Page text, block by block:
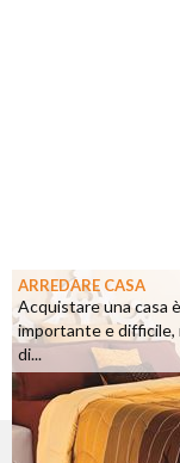
ARREDARE CASA
Acquistare una casa
importante e difficile,
di...